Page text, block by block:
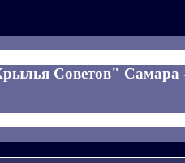
Советов" Самара